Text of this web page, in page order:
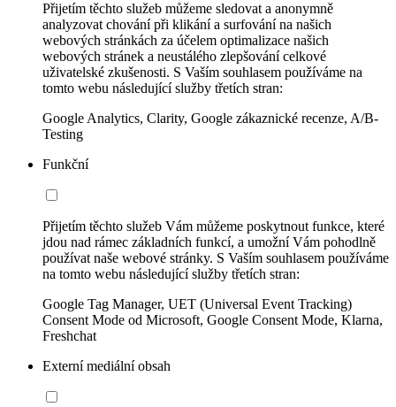
Přijetím těchto služeb můžeme sledovat a anonymně
analyzovat chování při klikání a surfování na našich
webových stránkách za účelem optimalizace našich
webových stránek a neustálého zlepšování celkové
uživatelské zkušenosti. S Vaším souhlasem používáme na
tomto webu následující služby třetích stran:
Google Analytics, Clarity, Google zákaznické recenze, A/B-
Testing
Funkční
Přijetím těchto služeb Vám můžeme poskytnout funkce, které
jdou nad rámec základních funkcí, a umožní Vám pohodlně
používat naše webové stránky. S Vaším souhlasem používáme
na tomto webu následující služby třetích stran:
Google Tag Manager, UET (Universal Event Tracking)
Consent Mode od Microsoft, Google Consent Mode, Klarna,
Freshchat
Externí mediální obsah